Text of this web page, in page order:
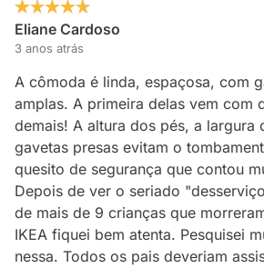
Eliane Cardoso
3 anos atrás
A cômoda é linda, espaçosa, com
amplas. A primeira delas vem com
demais! A altura dos pés, a largura
gavetas presas evitam o
quesito de segurança que contou
Depois de ver o seriado
de mais de 9 crianças que
IKEA fiquei bem atenta. Pesquisei
nessa. Todos os pais deveriam